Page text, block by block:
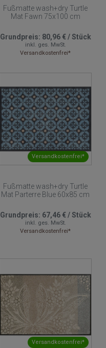
Fußmatte wash+dry Turtle
Mat Fawn 75x100 cm
Grundpreis: 80,96 €/Stück
inkl. ges. MwSt.
Versandkostenfrei*
Versandkostenfrei*
Fußmatte wash+dry Turtle
Mat Parterre Blue 60x85 cm
Grundpreis: 67,46 €/Stück
inkl. ges. MwSt.
Versandkostenfrei*
Versandkostenfrei*